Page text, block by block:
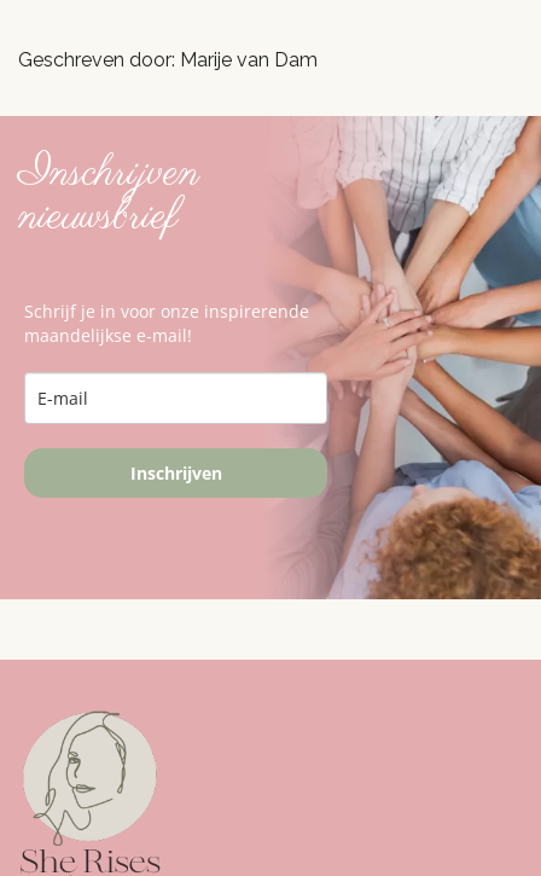
Geschreven door: Marije van Dam
Inschrijven
nieuwsbrief
Schrijf je in voor onze inspirerende
maandelijkse e-mail!
Inschrijven